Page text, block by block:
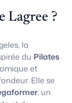
Lagree ?
la
du Pilates
et
Elle se
, un